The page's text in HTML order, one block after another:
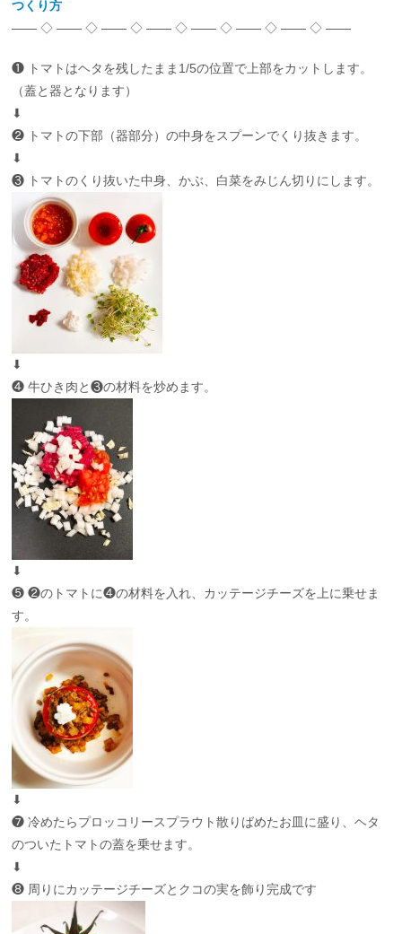
つくり方
—— ◇ —— ◇ —— ◇ —— ◇ —— ◇ —— ◇ —— ◇ ——
❶ トマトはヘタを残したまま1/5の位置で上部をカットします。
（蓋と器となります）
⬇︎
❷ トマトの下部（器部分）の中身をスプーンでくり抜きます。
⬇︎
❸ トマトのくり抜いた中身、かぶ、白菜をみじん切りにします。
⬇︎
❹ 牛ひき肉と❸の材料を炒めます。
⬇︎
❺ ❷のトマトに❹の材料を入れ、カッテージチーズを上に乗せま
す。
⬇︎
❼ 冷めたらプロッコリースプラウト散りばめたお皿に盛り、ヘタ
のついたトマトの蓋を乗せます。
⬇︎
❽ 周りにカッテージチーズとクコの実を飾り完成です